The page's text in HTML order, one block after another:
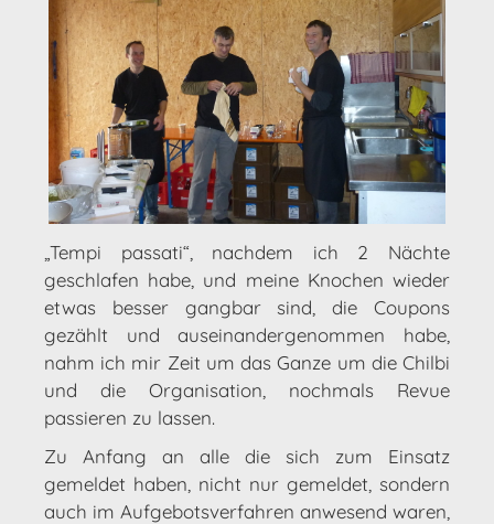
„Tempi passati“, nachdem ich 2 Nächte
geschlafen habe, und meine Knochen wieder
etwas besser gangbar sind, die Coupons
gezählt und auseinandergenommen habe,
nahm ich mir Zeit um das Ganze um die Chilbi
und die Organisation, nochmals Revue
passieren zu lassen.
Zu Anfang an alle die sich zum Einsatz
gemeldet haben, nicht nur gemeldet, sondern
auch im Aufgebotsverfahren anwesend waren,